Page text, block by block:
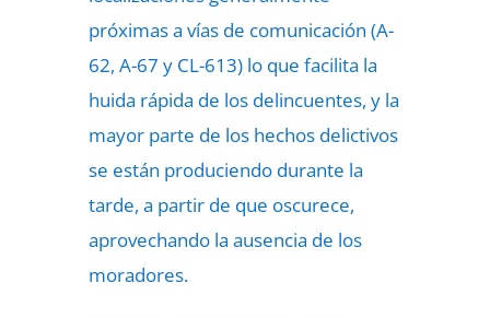
próximas a vías de comunicación (A-
62, A-67 y CL-613) lo que facilita la
huida rápida de los delincuentes, y la
mayor parte de los hechos delictivos
se están produciendo durante la
tarde, a partir de que oscurece,
aprovechando la ausencia de los
moradores.